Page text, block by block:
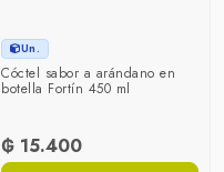
Un.
Cóctel sabor a arándano en
botella Fortín 450 ml
₲ 15.400